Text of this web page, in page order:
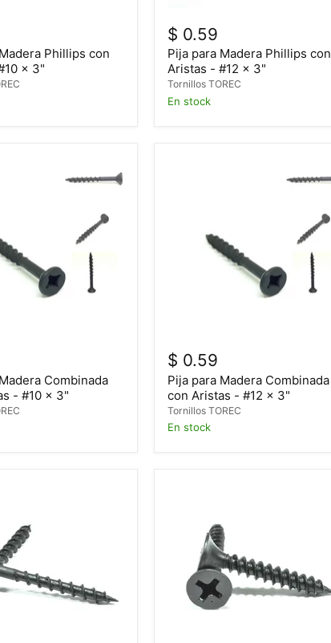
Phillips con
x 3"
$ 0.59
Pija para Madera Phillips con
Aristas - #12 x 3"
Tornillos TOREC
En stock
Combinada
- #10 x 3"
$ 0.59
Pija para Madera Combinada
con Aristas - #12 x 3"
Tornillos TOREC
En stock